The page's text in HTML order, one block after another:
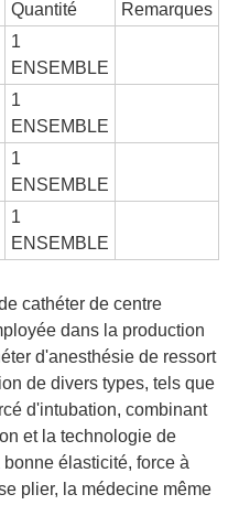
Quantité
Remarques
1
ENSEMBLE
1
ENSEMBLE
1
ENSEMBLE
1
ENSEMBLE
cathéter de centre
dans la production
d'anesthésie de ressort
de divers types, tels que
d'intubation, combinant
et la technologie de
élasticité, force à
plier, la médecine même